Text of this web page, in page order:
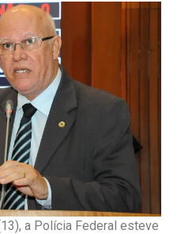
a Polícia Federal esteve